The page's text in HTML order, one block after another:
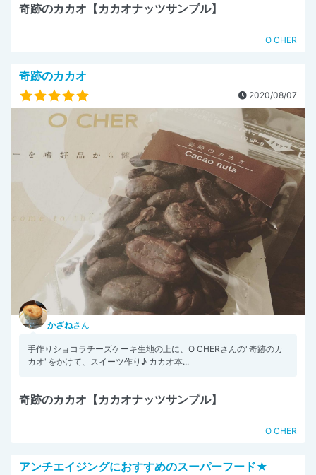
奇跡のカカオ【カカオナッツサンプル】
O CHER
奇跡のカカオ
2020/08/07
かざねさん
手作りショコラチーズケーキ生地の上に、O CHERさんの"奇跡のカ
カオ"をかけて、スイーツ作り♪ カカオ本...
奇跡のカカオ【カカオナッツサンプル】
O CHER
アンチエイジングにおすすめのスーパーフード★